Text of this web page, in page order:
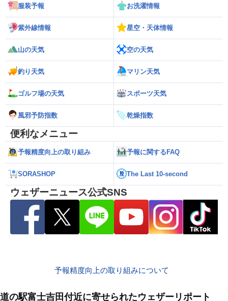
服装予報 お洗濯情報
紫外線情報 星空・天体情報
山の天気 空の天気
釣り天気 マリン天気
ゴルフ場の天気 スポーツ天気
風邪予防指数 乾燥指数
便利なメニュー
予報精度向上の取り組み 予報に関するFAQ
SORASHOP The Last 10-second
ウェザーニュース公式SNS
予報精度向上の取り組みについて
道の駅富士吉田付近に寄せられたウェザーリポート